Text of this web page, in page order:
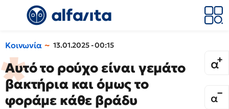
Κοινωνία 13.01.2025 - 00:15
Αυτό το ρούχο είναι γεμάτο
βακτήρια και όμως το
φοράμε κάθε βράδυ